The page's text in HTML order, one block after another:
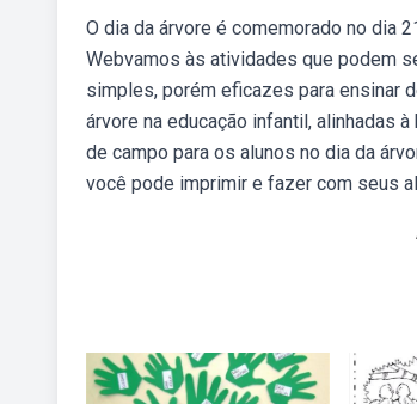
O dia da árvore é comemorado no dia
Webvamos às atividades que podem
simples, porém eficazes para ensinar
árvore na educação infantil, alinhadas
de campo para os alunos no dia da
você pode imprimir e fazer com seus